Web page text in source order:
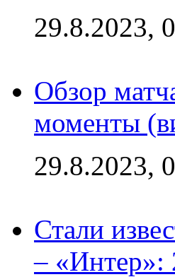
29.8.2023,
Обзор
моменты
29.8.2023,
Стали
– «Интер»: